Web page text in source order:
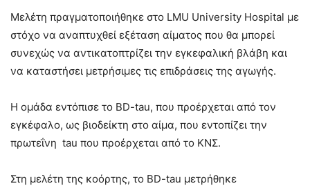
Μελέτη πραγματοποιήθηκε στο LMU University Hospital με
στόχο να αναπτυχθεί εξέταση αίματος που θα μπορεί
συνεχώς να αντικατοπτρίζει την εγκεφαλική βλάβη και
να καταστήσει μετρήσιμες τις επιδράσεις της αγωγής.
Η ομάδα εντόπισε το BD-tau, που προέρχεται από τον
εγκέφαλο, ως βιοδείκτη στο αίμα, που εντοπίζει την
πρωτεΐνη tau που προέρχεται από το ΚΝΣ.
Στη μελέτη της κοόρτης, το BD-tau μετρήθηκε